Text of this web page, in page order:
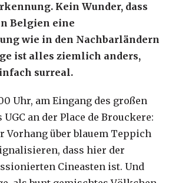
Kein Wunder, dass
Belgien eine
wie in den Nachbarländern
ist alles ziemlich anders,
surreal.
Uhr, am Eingang des großen
an der Place de Brouckere:
Vorhang über blauem Teppich
dass hier der
Cineasten ist. Und